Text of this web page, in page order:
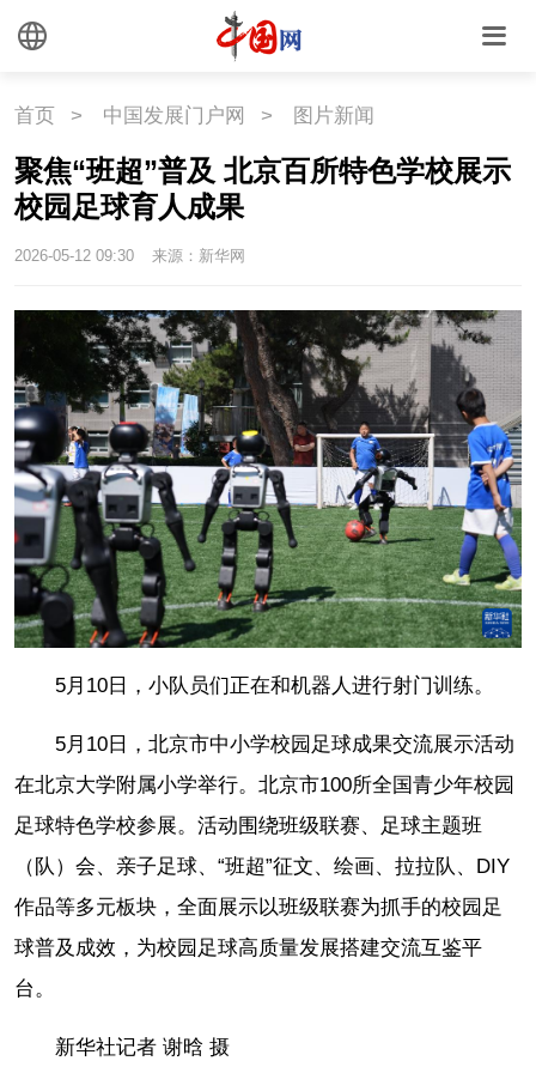
国情
国情 助残
海洋 草原 湾区
首页 > 中国发展门户网 > 图片新闻
聚焦“班超”普及 北京百所特色学校展示
校园足球育人成果
2026-05-12 09:30 来源：新华网
5月10日，小队员们正在和机器人进行射门训练。
5月10日，北京市中小学校园足球成果交流展示活动
在北京大学附属小学举行。北京市100所全国青少年校园
足球特色学校参展。活动围绕班级联赛、足球主题班
（队）会、亲子足球、“班超”征文、绘画、拉拉队、DIY
作品等多元板块，全面展示以班级联赛为抓手的校园足
球普及成效，为校园足球高质量发展搭建交流互鉴平
台。
新华社记者 谢晗 摄